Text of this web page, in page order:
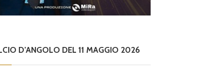
D’ANGOLO DEL 11 MAGGIO 2026